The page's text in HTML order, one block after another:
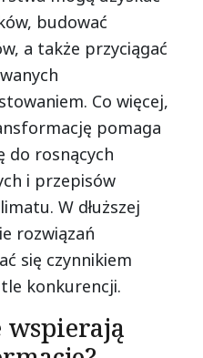
budować
a także przyciągać
Co więcej,
pomaga
do rosnących
i przepisów
W dłuższej
rozwiązań
się czynnikiem
konkurencji.
wspierają